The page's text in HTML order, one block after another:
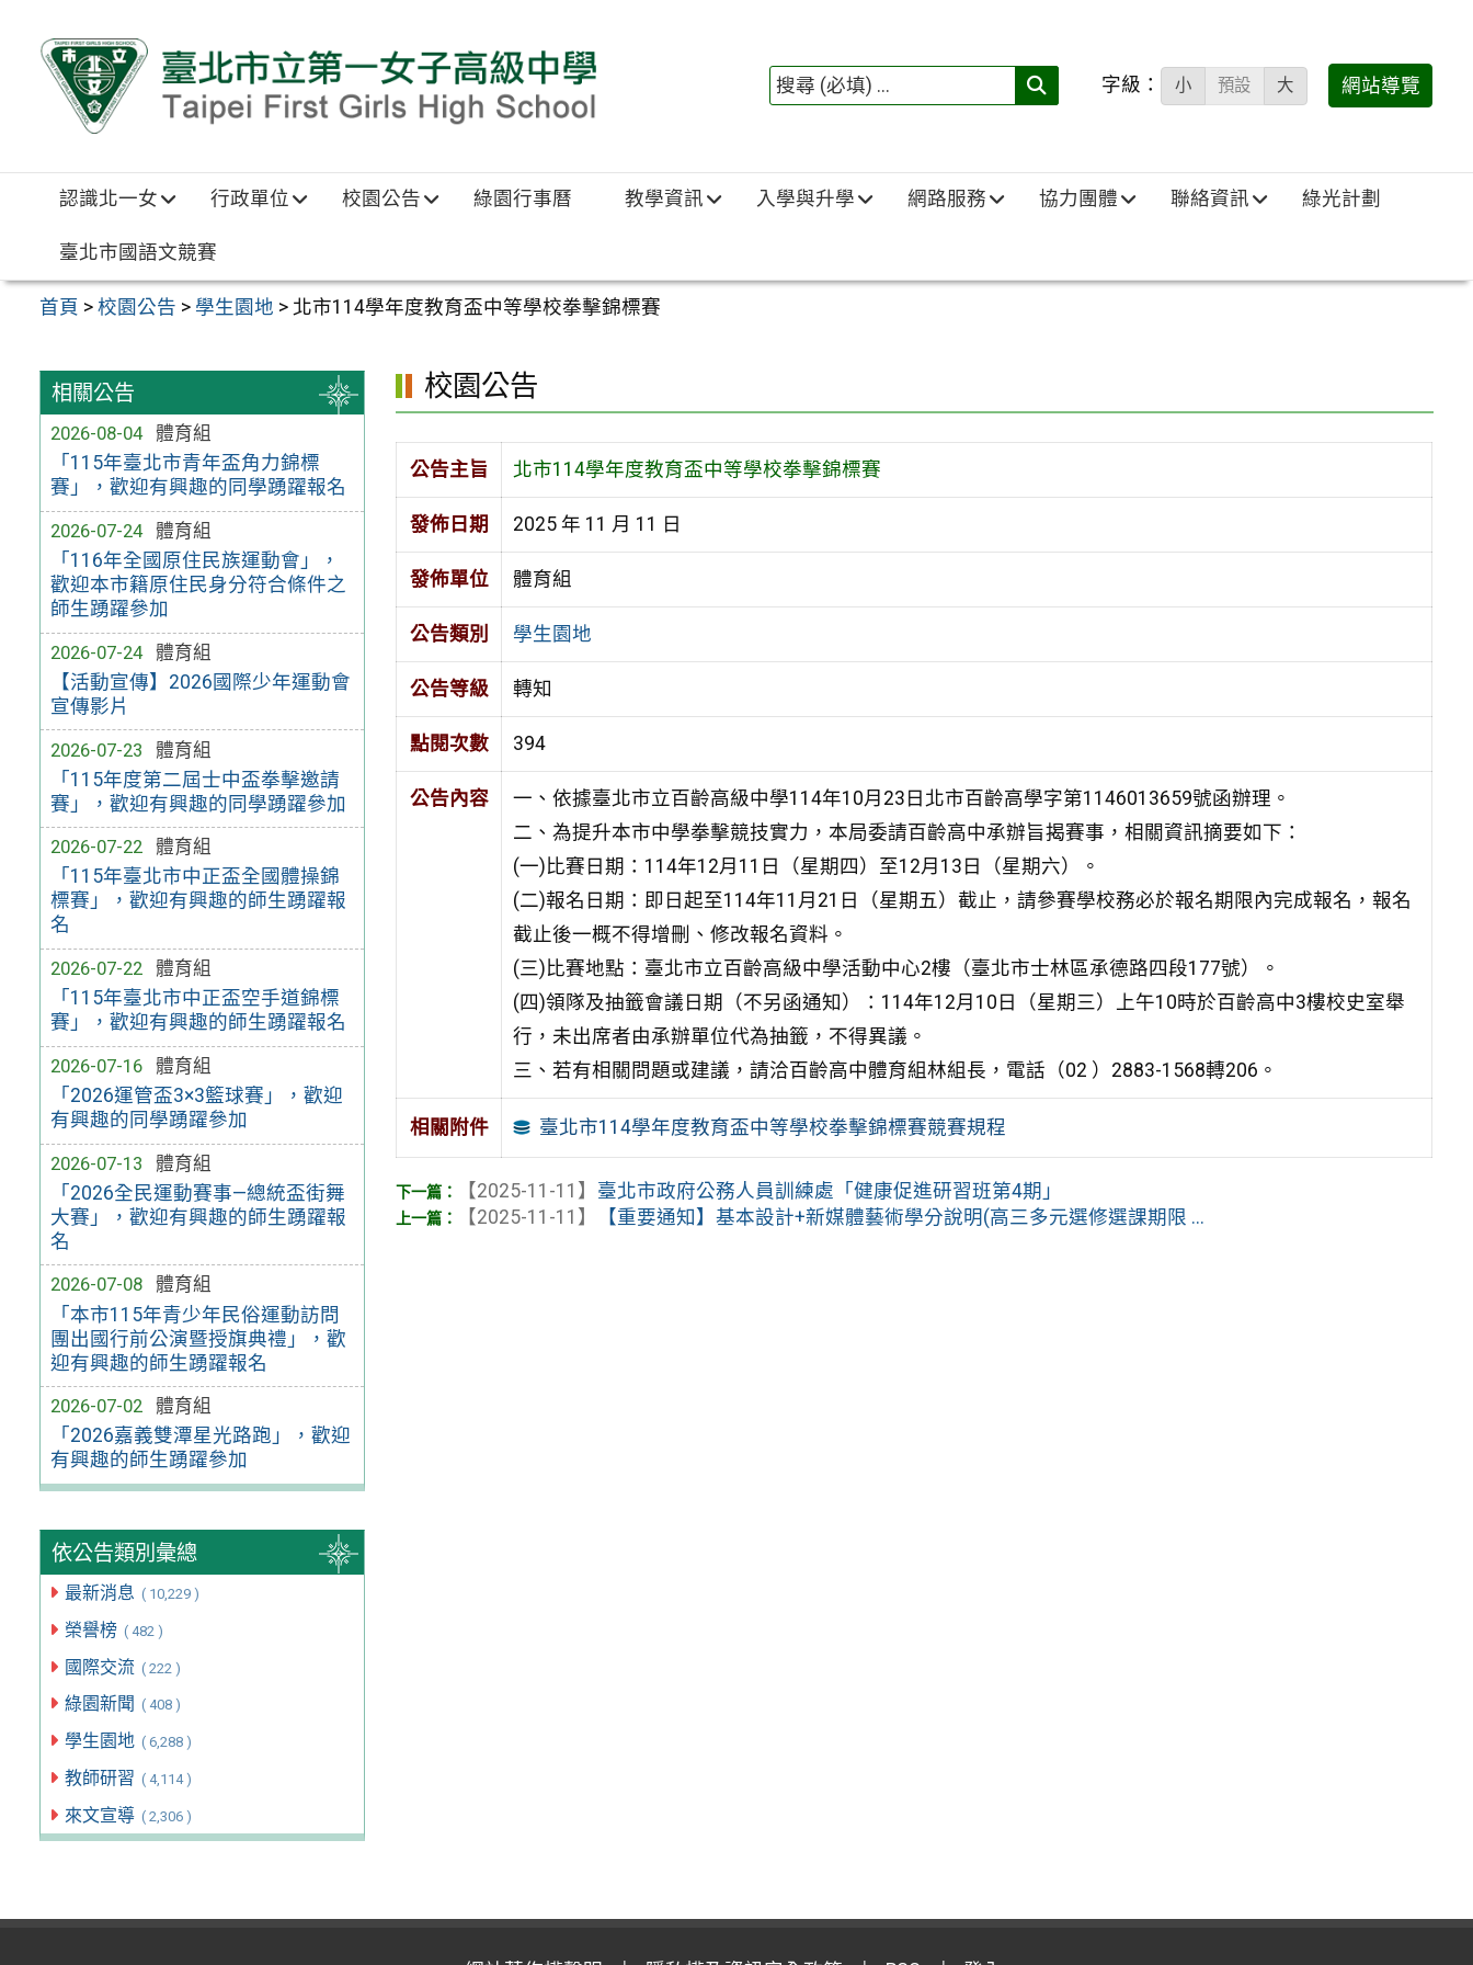
搜
填)：
字級： 小 預設 大 網站導覽
認識北一女 行政單位 校園公告 綠園行事曆 教學資訊 入學與升學 網路服務 協力團體 聯絡資訊 綠光計劃
臺北市國語文競賽
首頁 >校園公告 > 學生園地 > 北市114學年度教育盃中等學校拳擊錦標賽
相關公告
2026-08-04
體育組
「115年臺北市青年盃角力錦標
賽」，歡迎有興趣的同學踴躍報名
2026-07-24
體育組
「116年全國原住民族運動會」，
歡迎本市籍原住民身分符合條件之
師生踴躍參加
2026-07-24
體育組
【活動宣傳】2026國際少年運動會
宣傳影片
2026-07-23
體育組
「115年度第二屆士中盃拳擊邀請
賽」，歡迎有興趣的同學踴躍參加
2026-07-22
體育組
「115年臺北市中正盃全國體操錦
標賽」，歡迎有興趣的師生踴躍報
名
2026-07-22
體育組
「115年臺北市中正盃空手道錦標
賽」，歡迎有興趣的師生踴躍報名
2026-07-16
體育組
「2026運管盃3×3籃球賽」，歡迎
有興趣的同學踴躍參加
2026-07-13
體育組
「2026全民運動賽事—總統盃街舞
大賽」，歡迎有興趣的師生踴躍報
名
2026-07-08
體育組
「本市115年青少年民俗運動訪問
團出國行前公演暨授旗典禮」，歡
迎有興趣的師生踴躍報名
2026-07-02
體育組
「2026嘉義雙潭星光路跑」，歡迎
有興趣的師生踴躍參加
依公告類別彙總
最新消息 ( 10,229 )
榮譽榜 ( 482 )
國際交流 ( 222 )
綠園新聞 ( 408 )
學生園地 ( 6,288 )
教師研習 ( 4,114 )
來文宣導 ( 2,306 )
校園公告
公告主旨 北市114學年度教育盃中等學校拳擊錦標賽
發佈日期 2025 年 11 月 11 日
發佈單位 體育組
公告類別 學生園地
公告等級 轉知
點閱次數 394
公告內容
一、依據臺北市立百齡高級中學114年10月23日北市百齡高學字第1146013659號函辦理。
二、為提升本市中學拳擊競技實力，本局委請百齡高中承辦旨揭賽事，相關資訊摘要如下：
(一)比賽日期：114年12月11日（星期四）至12月13日（星期六）。
(二)報名日期：即日起至114年11月21日（星期五）截止，請參賽學校務必於報名期限內完成報名，報名
截止後一概不得增刪、修改報名資料。
(三)比賽地點：臺北市立百齡高級中學活動中心2樓（臺北市士林區承德路四段177號）。
(四)領隊及抽籤會議日期（不另函通知）：114年12月10日（星期三）上午10時於百齡高中3樓校史室舉
行，未出席者由承辦單位代為抽籤，不得異議。
三、若有相關問題或建議，請洽百齡高中體育組林組長，電話（02 ）2883-1568轉206。
相關附件 臺北市114學年度教育盃中等學校拳擊錦標賽競賽規程
【2025-11-11】 臺北市政府公務人員訓練處「健康促進研習班第4期」
【2025-11-11】
【重要通知】基本設計+新媒體藝術學分說明(高三多元選修選課期限 ...